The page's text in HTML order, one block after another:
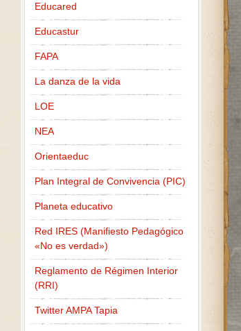
Educared
Educastur
FAPA
La danza de la vida
LOE
NEA
Orientaeduc
Plan Integral de Convivencia (PIC)
Planeta educativo
Red IRES (Manifiesto Pedagógico
«No es verdad»)
Reglamento de Régimen Interior
(RRI)
Twitter AMPA Tapia